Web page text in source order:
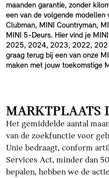
maanden garantie, zonder
een van de volgende modellen
Clubman, MINI Countryman,
MINI 5-Deurs. Hier vind je
2025, 2024, 2023, 2022,
graag terug bij een van onze
maken met jouw toekomstige
MARKTPLAATS
Het gemiddelde aantal
van de zoekfunctie voor
Unie bedraagt, conform
Services Act, minder dan
bepalen, hebben we de